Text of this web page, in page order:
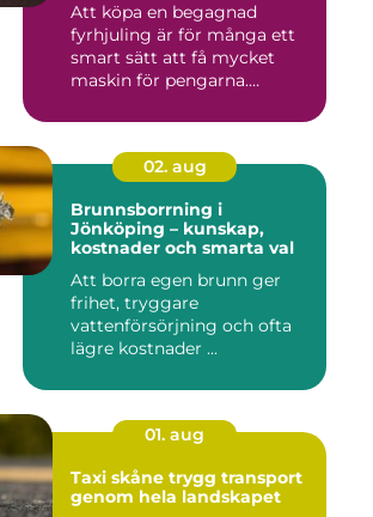
Att köpa en begagnad
fyrhjuling är för många ett
smart sätt att få mycket
maskin för pengarna.
02. aug
Brunnsborrning i
Jönköping – kunskap,
kostnader och smarta val
Att borra egen brunn ger
frihet, tryggare
vattenförsörjning och ofta
lägre kostnader ...
01. aug
Taxi skåne trygg transport
genom hela landskapet